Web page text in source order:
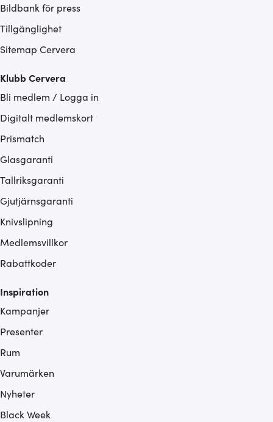
Bildbank för press
Tillgänglighet
Sitemap Cervera
Klubb Cervera
Bli medlem / Logga in
Digitalt medlemskort
Prismatch
Glasgaranti
Tallriksgaranti
Gjutjärnsgaranti
Knivslipning
Medlemsvillkor
Rabattkoder
Inspiration
Kampanjer
Presenter
Rum
Varumärken
Nyheter
Black Week